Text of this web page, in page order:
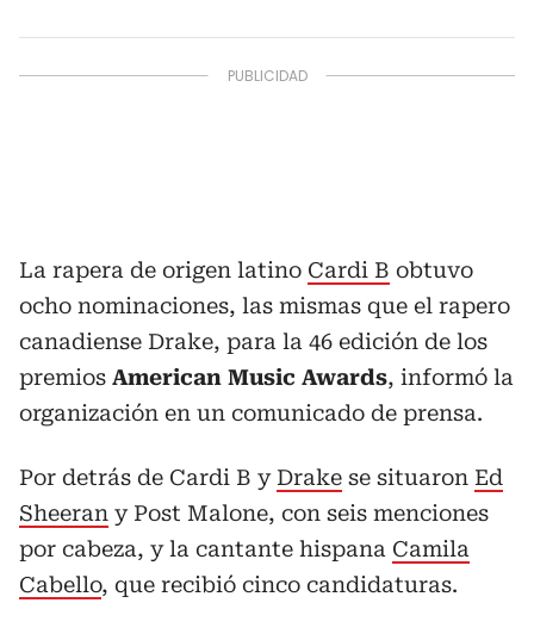
La rapera de origen latino Cardi B obtuvo
ocho nominaciones, las mismas que el rapero
canadiense Drake, para la 46 edición de los
premios American Music Awards, informó la
organización en un comunicado de prensa.
Por detrás de Cardi B y Drake se situaron Ed
Sheeran y Post Malone, con seis menciones
por cabeza, y la cantante hispana Camila
Cabello, que recibió cinco candidaturas.